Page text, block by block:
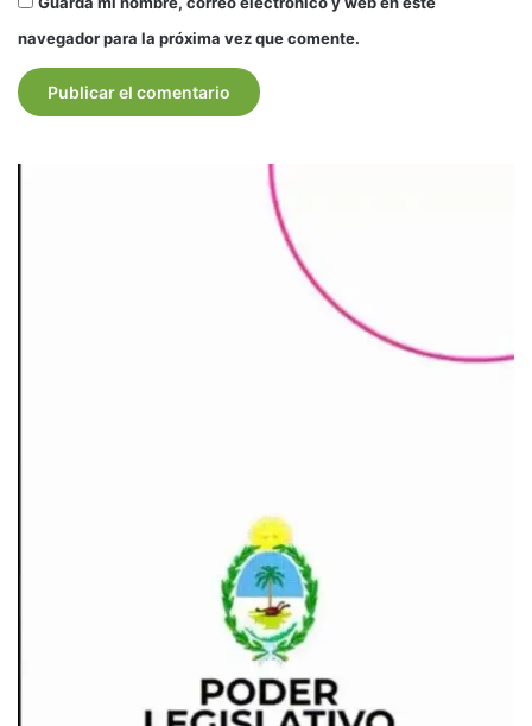
navegador para la próxima vez que comente.